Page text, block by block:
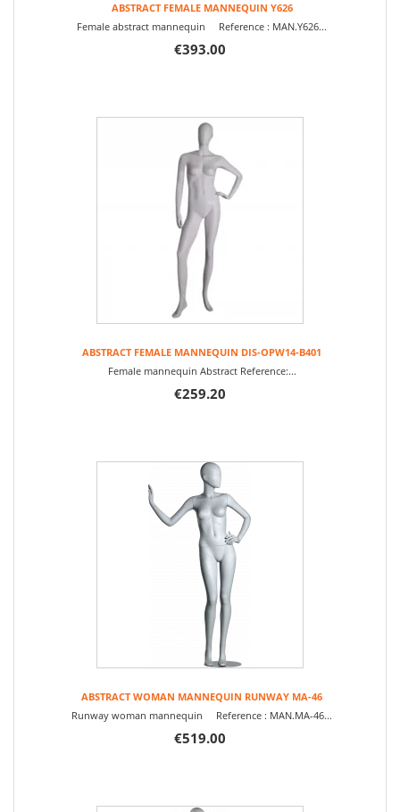
ABSTRACT FEMALE MANNEQUIN Y626
Female abstract mannequin Reference : MAN.Y626...
€393.00
ABSTRACT FEMALE MANNEQUIN DIS-OPW14-B401
Female mannequin Abstract Reference:...
€259.20
ABSTRACT WOMAN MANNEQUIN RUNWAY MA-46
Runway woman mannequin Reference : MAN.MA-46...
€519.00